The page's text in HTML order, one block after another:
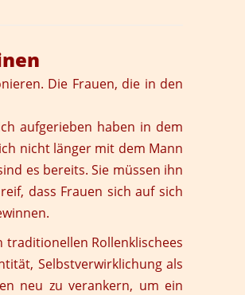
Die Frauen, die in den
aufgerieben haben in dem
nicht länger mit dem Mann
es bereits. Sie müssen ihn
dass Frauen sich auf sich
traditionellen Rollenklischees
Selbstverwirklichung als
neu zu verankern, um ein